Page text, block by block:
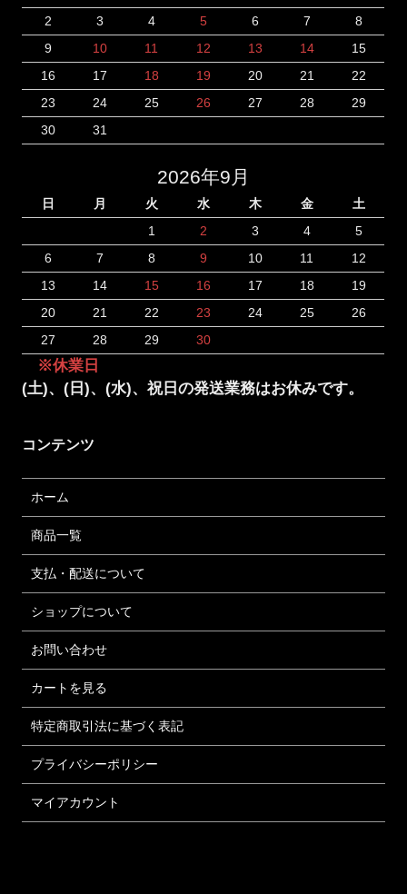
2
3 4 5 6 7
8
9
10 11 12 13 14
15
16
17 18 19 20 21
22
23
24 25 26 27 28
29
30
31
2026年9月
日 月 火 水 木 金
土
1
2 3 4
5
6
7 8 9 10 11
12
13
14 15 16 17 18
19
20
21 22 23 24 25
26
27
28 29 30
※休業日
(土)、(日)、(水)、祝日の発送業務はお休みです。
コンテンツ
ホーム
商品一覧
支払・配送について
ショップについて
お問い合わせ
カートを見る
特定商取引法に基づく表記
プライバシーポリシー
マイアカウント